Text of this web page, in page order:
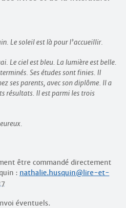
Le soleil est là pour l’accueillir.
Le ciel est bleu. La lumière est belle.
Ses études sont finies. Il
ses parents, avec son diplôme. Il a
résultats. Il est parmi les trois
être commandé directement
: nathalie.husquin@lire-et-
éventuels.